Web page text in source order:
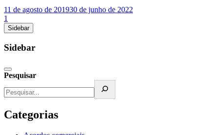
11 de agosto de 201930 de junho de 2022
1
Sidebar
Sidebar
Pesquisar
Categorias